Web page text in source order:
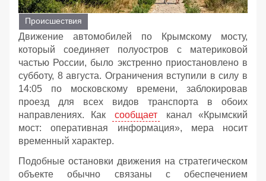
Происшествия
Движение автомобилей по Крымскому мосту,
который соединяет полуостров с материковой
частью России, было экстренно приостановлено в
субботу, 8 августа. Ограничения вступили в силу в
14:05 по московскому времени, заблокировав
проезд для всех видов транспорта в обоих
направлениях. Как
сообщает
канал «Крымский
мост: оперативная информация», мера носит
временный характер.
Подобные остановки движения на стратегическом
объекте обычно связаны с обеспечением